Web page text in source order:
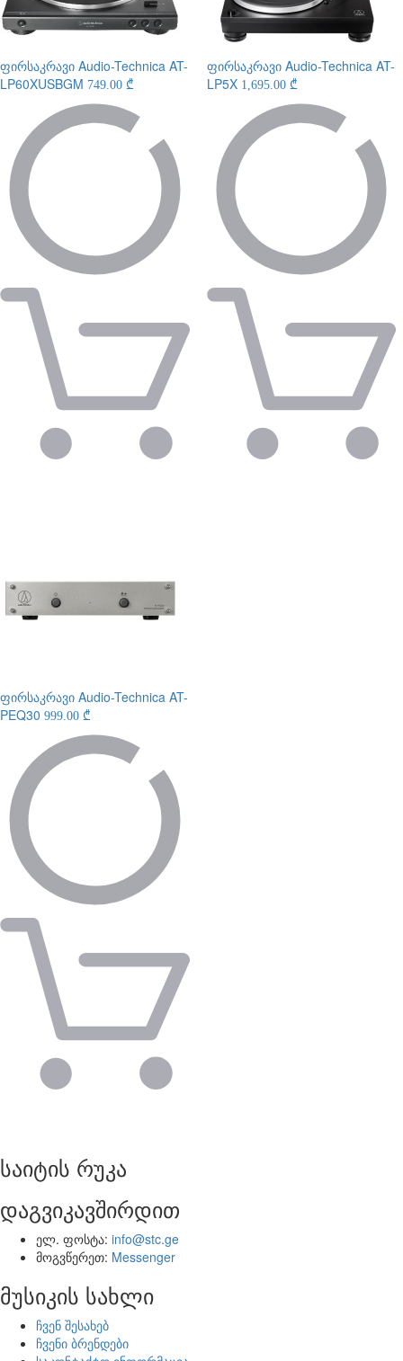
ფირსაკრავი Audio-Technica AT-
LP60XUSBGM 749.00 ₾
ფირსაკრავი Audio-Technica AT-
LP5X 1,695.00 ₾
ფირსაკრავი Audio-Technica AT-
PEQ30 999.00 ₾
საიტის რუკა
დაგვიკავშირდით
ელ. ფოსტა: info@stc.ge
მოგვწერეთ: Messenger
მუსიკის სახლი
ჩვენ შესახებ
ჩვენი ბრენდები